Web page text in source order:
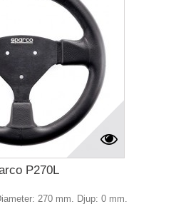
P270L
270 mm. Djup: 0 mm.